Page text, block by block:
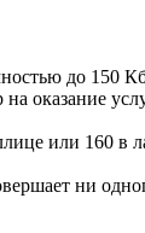
до 150
оказание
или 160 в
ни